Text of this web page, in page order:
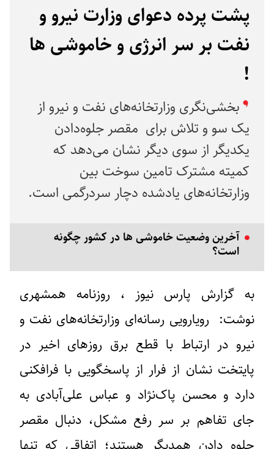
پشت پرده دعوای وزارت نیرو و
نفت بر سر انرژی و خاموشی ها
!
بخشی‌نگری وزارتخانه‌های نفت و نیرو از
یک سو و تلاش برای ‌ ‌مقصر جلوه‌دادن
یکدیگر از سوی دیگر نشان می‌دهد که
کمیته مشترک تامین سوخت بین
وزارتخانه‌های یادشده دچار سردرگمی است.
آخرین وضعیت خاموشی ها در کشور چگونه
است؟
به گزارش پارس نیوز ، روزنامه همشهری
نوشت: رویارویی رسانه‌ای وزارتخانه‌های نفت و
نیرو در ارتباط با قطع برق روزهای اخیر در
پایتخت نشان از فرار از پاسخگویی با فرافکنی
دارد و محسن پاک‌نژاد و عباس علی‌آبادی به
جای تفاهم بر سر رفع مشکل، دنبال مقصر